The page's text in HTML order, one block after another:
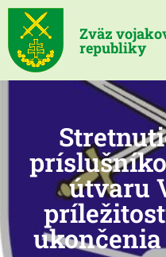
Zväz
republiky
útvaru